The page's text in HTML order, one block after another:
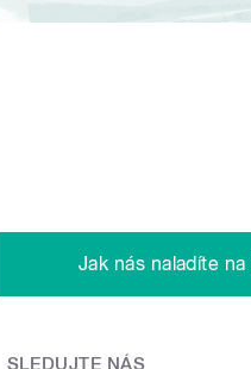
Jak nás naladíte na
SLEDUJTE NÁS